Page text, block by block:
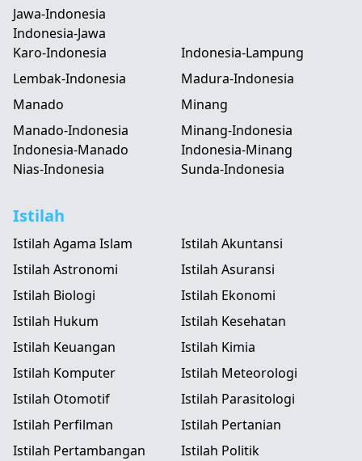
Jawa-Indonesia
Indonesia-Jawa
Karo-Indonesia
Indonesia-Lampung
Lembak-Indonesia
Madura-Indonesia
Manado
Manado-Indonesia
Indonesia-Manado
Minang
Minang-Indonesia
Indonesia-Minang
Nias-Indonesia
Sunda-Indonesia
Istilah
Istilah Agama Islam
Istilah Akuntansi
Istilah Astronomi
Istilah Asuransi
Istilah Biologi
Istilah Ekonomi
Istilah Hukum
Istilah Kesehatan
Istilah Keuangan
Istilah Kimia
Istilah Komputer
Istilah Meteorologi
Istilah Otomotif
Istilah Parasitologi
Istilah Perfilman
Istilah Pertanian
Istilah Pertambangan
Istilah Politik